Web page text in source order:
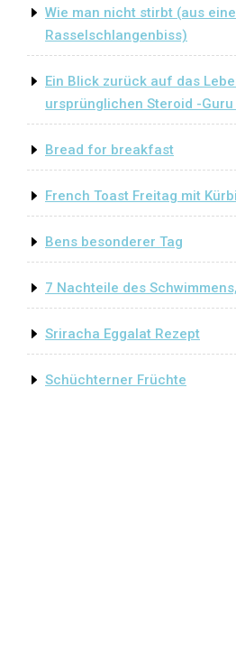
Wie man nicht stirbt (aus
Rasselschlangenbiss)
Ein Blick zurück auf das
ursprünglichen Steroid -Guru
Bread for breakfast
French Toast Freitag mit
Bens besonderer Tag
7 Nachteile des
Sriracha Eggalat Rezept
Schüchterner Früchte